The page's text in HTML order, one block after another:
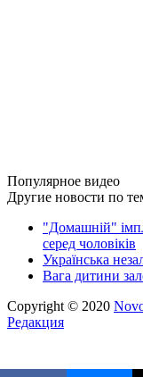
Популярное видео
Другие новости по
"Домашній"
серед чоловіків
Українська
Вага дитини
Copyright © 2020
Редакция